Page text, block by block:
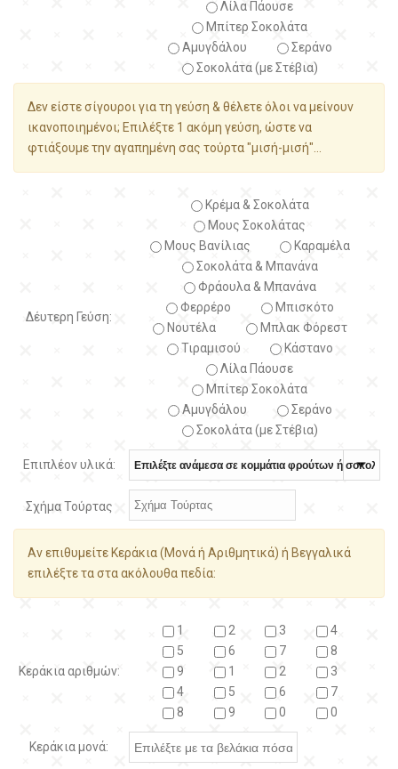
Λίλα Πάουσε
Μπίτερ Σοκολάτα
Αμυγδάλου
Σεράνο
Σοκολάτα (με Στέβια)
Δεν είστε σίγουροι για τη γεύση & θέλετε όλοι να μείνουν
ικανοποιημένοι; Επιλέξτε 1 ακόμη γεύση, ώστε να
φτιάξουμε την αγαπημένη σας τούρτα "μισή-μισή"...
Δέυτερη Γεύση:
Κρέμα & Σοκολάτα
Μους Σοκολάτας
Μους Βανίλιας
Καραμέλα
Σοκολάτα & Μπανάνα
Φράουλα & Μπανάνα
Φερρέρο
Μπισκότο
Νουτέλα
Μπλακ Φόρεστ
Τιραμισού
Κάστανο
Λίλα Πάουσε
Μπίτερ Σοκολάτα
Αμυγδάλου
Σεράνο
Σοκολάτα (με Στέβια)
Επιπλέον υλικά:
Σχήμα Τούρτας
Αν επιθυμείτε Κεράκια (Μονά ή Αριθμητικά) ή Βεγγαλικά
επιλέξτε τα στα ακόλουθα πεδία:
Κεράκια αριθμών:
1 2 3
4
5
6 7
8
9
1 2
3
4
5 6
7
8
9 0 0
Κεράκια μονά: